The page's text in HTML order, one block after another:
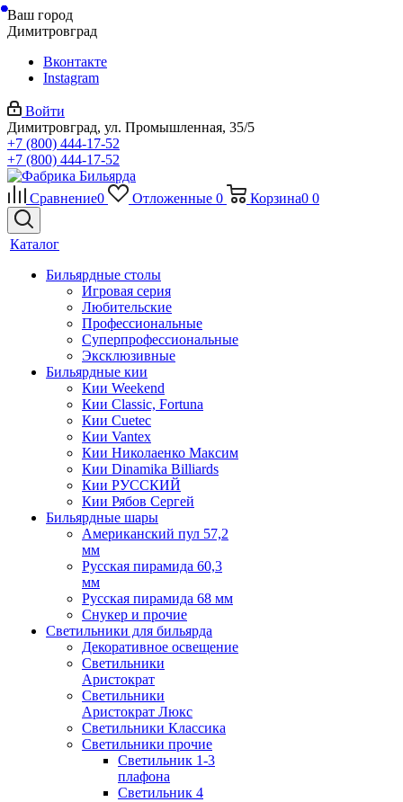
Ваш город
Димитровград
Вконтакте
Instagram
Войти
Димитровград, ул. Промышленная, 35/5
+7 (800) 444-17-52
+7 (800) 444-17-52
Сравнение0 Отложенные 0 Корзина0 0
Каталог
Бильярдные столы
Игровая серия
Любительские
Профессиональные
Суперпрофессиональные
Эксклюзивные
Бильярдные кии
Кии Weekend
Кии Classic, Fortuna
Кии Cuetec
Кии Vantex
Кии Николаенко Максим
Кии Dinamika Billiards
Кии РУССКИЙ
Кии Рябов Сергей
Бильярдные шары
Американский пул 57,2
мм
Русская пирамида 60,3
мм
Русская пирамида 68 мм
Снукер и прочие
Светильники для бильярда
Декоративное освещение
Светильники
Аристократ
Светильники
Аристократ Люкс
Светильники Классика
Светильники прочие
Светильник 1-3
плафона
Светильник 4